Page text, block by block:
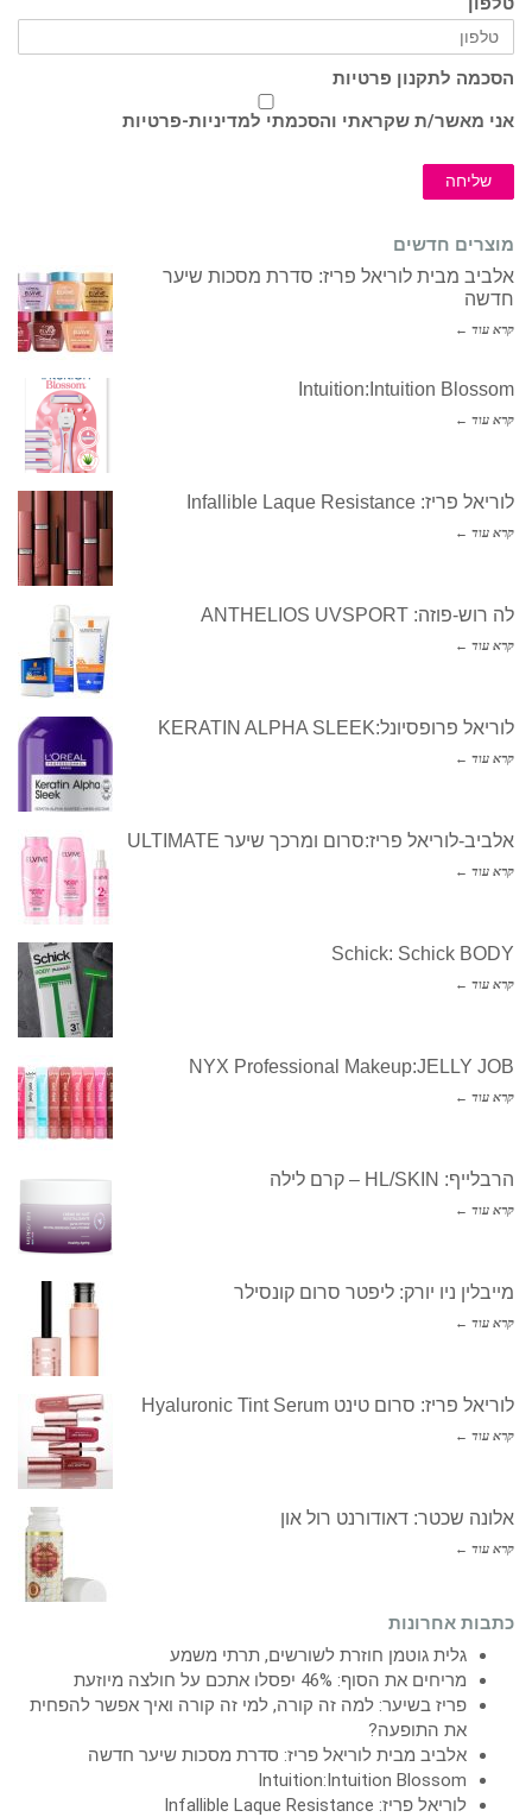
הסכמה לתקנון פרטיות
אני מאשר/ת שקראתי והסכמתי למדיניות-פרטיות
שליחה
מוצרים חדשים
אלביב מבית לוריאל פריז: סדרת מסכות שיער
חדשה
קרא עוד ←
Intuition:Intuition Blossom
קרא עוד ←
לוריאל פריז: Infallible Laque Resistance
קרא עוד ←
לה רוש-פוזה: ANTHELIOS UVSPORT
קרא עוד ←
לוריאל פרופסיונל:KERATIN ALPHA SLEEK
קרא עוד ←
אלביב-לוריאל פריז:סרום ומרכך שיער ULTIMATE
קרא עוד ←
Schick: Schick BODY
קרא עוד ←
NYX Professional Makeup:JELLY JOB
קרא עוד ←
הרבלייף: HL/SKIN – קרם לילה
קרא עוד ←
מייבלין ניו יורק: ליפטר סרום קונסילר
קרא עוד ←
לוריאל פריז: סרום טינט Hyaluronic Tint Serum
קרא עוד ←
אלונה שכטר: דאודורנט רול און
קרא עוד ←
כתבות אחרונות
גלית גוטמן חוזרת לשורשים, תרתי משמע
מריחים את הסוף: 46% יפסלו אתכם על חולצה מיוזעת
פריז בשיער: למה זה קורה, למי זה קורה ואיך אפשר להפחית
את התופעה?
אלביב מבית לוריאל פריז: סדרת מסכות שיער חדשה
Intuition:Intuition Blossom
לוריאל פריז: Infallible Laque Resistance